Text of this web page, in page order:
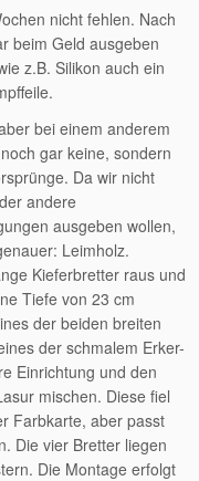
nicht fehlen. Nach
beim Geld ausgeben
z.B. Silikon auch ein
bei einem anderem
gar keine, sondern
Da wir nicht
andere
ausgeben wollen,
Leimholz.
Kieferbretter raus und
Tiefe von 23 cm
der beiden breiten
der schmalem Erker-
Einrichtung und den
mischen. Diese fiel
Farbkarte, aber passt
Die vier Bretter liegen
Die Montage erfolgt